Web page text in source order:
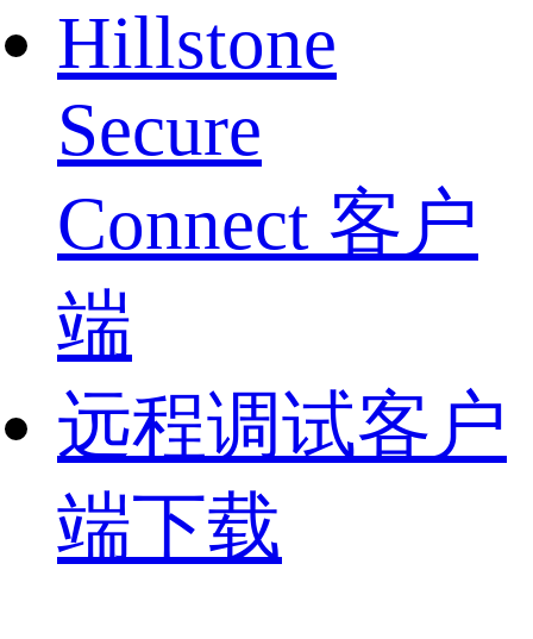
Hillstone
Secure
Connect 客户
端
远程调试客户
端下载